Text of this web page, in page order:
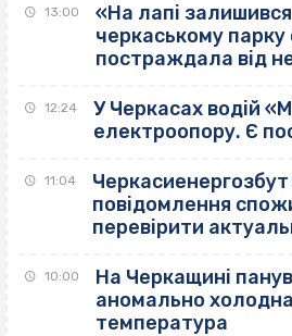
13:00
«На лапі залишився
черкаському парку
постраждала від
12:24
У Черкасах водій
електроопору. Є
11:04
повідомлення
перевірити
10:00
На Черкащині
аномально
температура